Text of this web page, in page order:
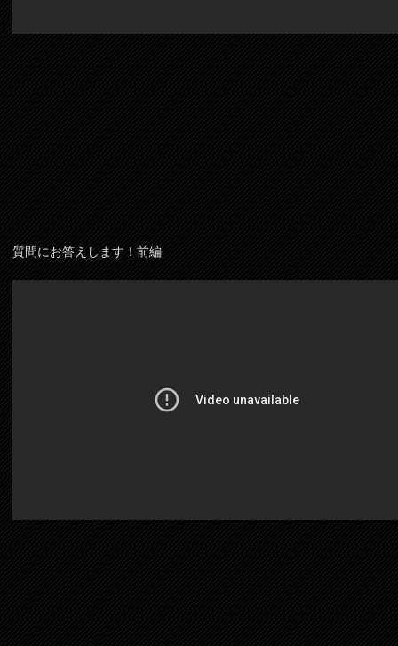
質問にお答えします！前編